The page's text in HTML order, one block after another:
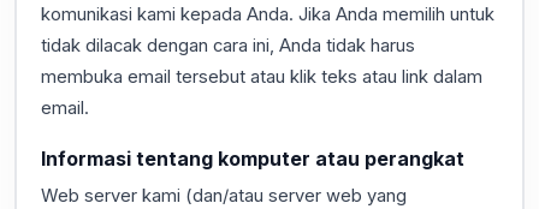
komunikasi kami kepada Anda. Jika Anda memilih untuk
tidak dilacak dengan cara ini, Anda tidak harus
membuka email tersebut atau klik teks atau link dalam
email.
Informasi tentang komputer atau perangkat
Web server kami (dan/atau server web yang